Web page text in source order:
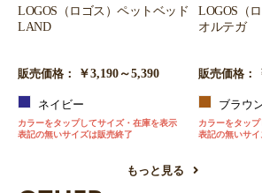
LOGOS（ロゴス）ペットベッド
LAND
販売価格： ￥3,190～5,390
ネイビー
カラーをタップしてサイズ・在庫を表示
表記の無いサイズは販売終了
もっと見る
LOGOS（
オルテガ
販売価格：
ブラウ
カラーをタッ
表記の無いサ